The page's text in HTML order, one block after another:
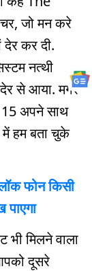
जो मन करे
देर कर दी.
नत्थी
से आया. मगर
15 अपने साथ
में हम बता चुके
फोन किसी
पाएगा
मिलने वाला
दूसरे